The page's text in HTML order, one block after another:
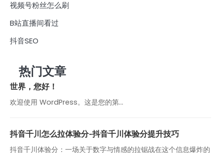
视频号粉丝怎么刷
B站直播间看过
抖音SEO
热门文章
世界，您好！
欢迎使用 WordPress。这是您的第…
抖音千川怎么拉体验分-抖音千川体验分提升技巧
抖音千川体验分：一场关于数字与情感的拉锯战在这个信息爆炸的